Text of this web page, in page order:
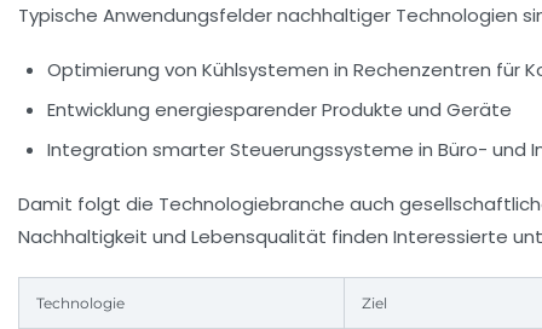
Typische Anwendungsfelder nachhaltiger Technologien
Optimierung von Kühlsystemen in Rechenzentren für
Entwicklung energiesparender Produkte und Geräte
Integration smarter Steuerungssysteme in Büro- und
Damit folgt die Technologiebranche auch
Nachhaltigkeit und Lebensqualität finden Interessierte
Technologie Ziel